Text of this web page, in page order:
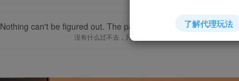
Nothing can't be figured out. The past just can't be reached again.
没有什么过不去，只是再也回不去
了解代理玩法